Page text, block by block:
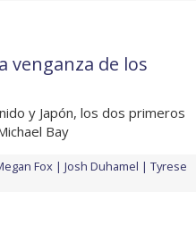
venganza de los
y Japón, los dos primeros
Bay
Fox Josh Duhamel
Tyrese